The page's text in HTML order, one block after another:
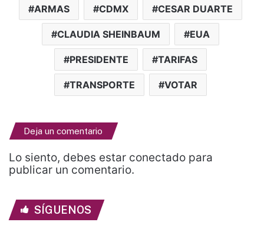
ARMAS CDMX CESAR DUARTE
CLAUDIA SHEINBAUM EUA
PRESIDENTE TARIFAS
TRANSPORTE VOTAR
Deja un comentario
Lo siento, debes estar conectado para
publicar un comentario.
SÍGUENOS